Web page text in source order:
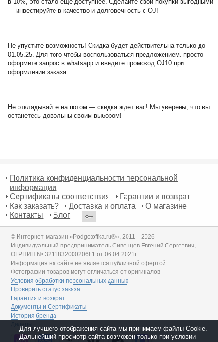
в 10%, это стало еще доступнее. Сделайте свои покупки выгодными
— инвестируйте в качество и долговечность с OJ!
Не упустите возможность! Скидка будет действительна только до
01.05.25. Для того чтобы воспользоваться предложением, просто
оформите запрос в whatsapp и введите промокод OJ10 при
оформлении заказа.
Не откладывайте на потом — скидка ждет вас! Мы уверены, что вы
останетесь довольны своим выбором!
Политика конфиденциальности персональной
информации
Сертификаты соответствия
Гарантии и возврат
Как заказать?
Доставка и оплата
О магазине
Контакты
Блог
© Интернет-магазин «Podgotoffka.ru®», 2011—2026
Индивидуальный предприниматель Сивенцев Евгений Сергеевич,
ОГРНИП № 321183200020681 от 06.04.2021г.
Информация на сайте не является публичной офертой
Фотографии товаров могут отличаться от оригиналов
Условия обработки персональных данных
Проверить статус заказа
Гарантия и возврат
Документы и Сертификаты
История бренда
Дилеры
Для лучшего отображения сайта мы принимаем файлы Cookie.
Дальнейший просмотр сайта возможен только при условии